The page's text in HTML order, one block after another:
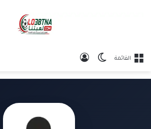
القائمة الوضع المظلم